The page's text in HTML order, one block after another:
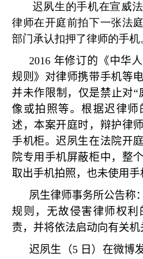
迟夙生的手机在宣威
律师在开庭前拍下一张法
部门承认扣押了律师的手机
2016 年修订的《中华
规则》对律师携带手机等
并未作限制，仅是禁止对“
像或拍照等。根据迟律
述，本案开庭时，辩护律
手机柜。迟夙生在法院开
院专用手机屏蔽柜中，整
取出手机拍照，也未使用手
夙生律师事务所公告称
规则，无故侵害律师权
责，并将依法启动向有关机
迟夙生（5 日）在微博